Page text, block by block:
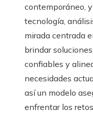
contemporáneo,
tecnología,
mirada centrada
brindar
confiables y
necesidades
así un modelo
enfrentar los